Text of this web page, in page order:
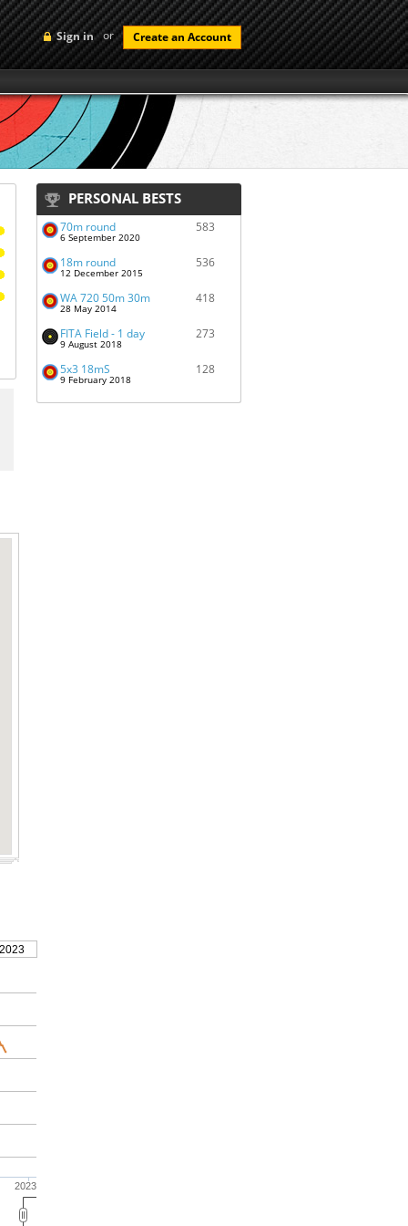
Sign in or Create an Account
2023
PERSONAL BESTS
70m round
6 September 2020
583
18m round
12 December 2015
536
WA 720 50m 30m
28 May 2014
418
FITA Field - 1 day
9 August 2018
273
5x3 18mS
9 February 2018
128